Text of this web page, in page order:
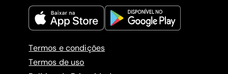
Termos e condições
Termos de uso